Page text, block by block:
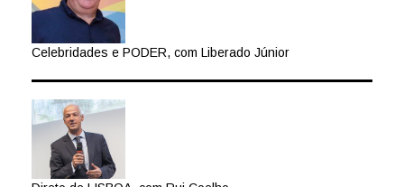
Celebridades e PODER, com Liberado Júnior